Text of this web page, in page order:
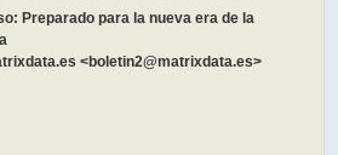
Preparado para la nueva era de la
<boletin2@matrixdata.es>